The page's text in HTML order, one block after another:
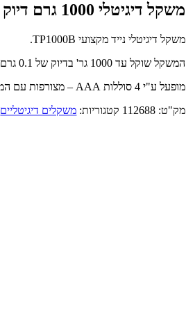
משקל דיגיטלי 1000 גרם דיוק 0.1
משקל דיגיטלי נייד מקצועי TP1000B.
המשקל שוקל עד 1000 גר' בדיוק של 0.1 גרם.
מופעל ע"י 4 סוללות AAA – מצורפות עם המשקל.
מק"ט: 112688 קטגוריות: משקלים דיגיטליים